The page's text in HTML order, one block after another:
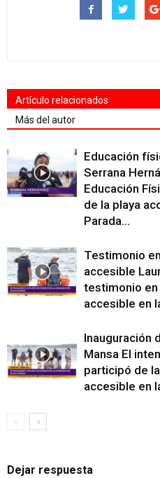
Artículo relacionados
Más del autor
Educación
Serrana
Educación
de la playa
Parada...
Testimonio
accesible
testimonio en
accesible en
Inauguración
Mansa El
participó de
accesible en
Dejar respuesta